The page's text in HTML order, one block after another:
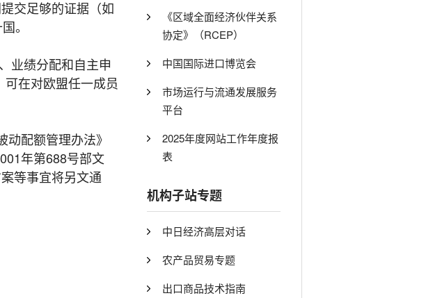
交足够的证据（如
。
业绩分配和自主申
在对欧盟任一成员
配额管理办法》
年第688号部文
等事宜将另文通
《区域全面经济伙伴关系
协定》（RCEP）
中国国际进口博览会
市场运行与流通发展服务
平台
2025年度网站工作年度报
表
机构子站专题
中日经济高层对话
农产品贸易专题
出口商品技术指南